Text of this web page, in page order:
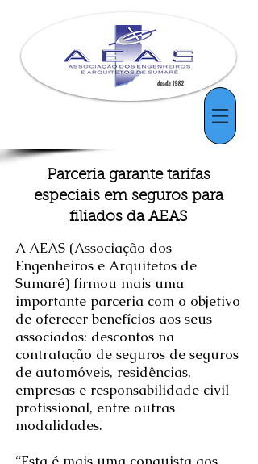
Parceria garante tarifas
especiais em seguros para
filiados da AEAS
A AEAS (Associação dos
Engenheiros e Arquitetos de
Sumaré) firmou mais uma
importante parceria com o objetivo
de oferecer benefícios aos seus
associados: descontos na
contratação de seguros de seguros
de automóveis, residências,
empresas e responsabilidade civil
profissional, entre outras
modalidades.